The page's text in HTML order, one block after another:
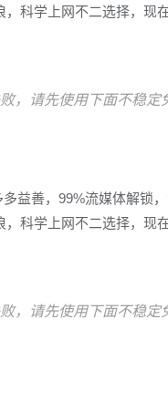
科学上网不二选择，现
，请先使用下面不稳定
益善，99%流媒体解锁
科学上网不二选择，现
，请先使用下面不稳定